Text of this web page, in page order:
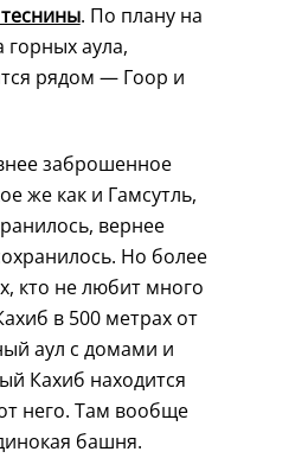
. По плану на
горных аула,
рядом — Гоор и
заброшенное
же как и Гамсутль,
вернее
Но более
кто не любит много
в 500 метрах от
аул с домами и
Кахиб находится
него. Там вообще
башня.